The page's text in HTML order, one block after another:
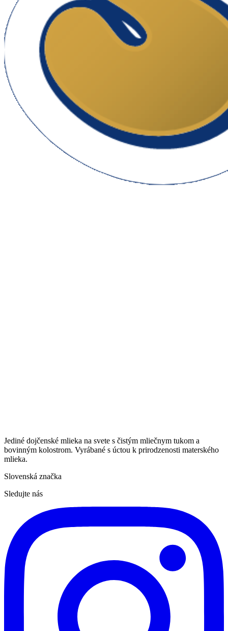
Jediné dojčenské mlieka na svete s čistým mliečnym tukom a
bovinným kolostrom. Vyrábané s úctou k prirodzenosti materského
mlieka.
Slovenská značka
Sledujte nás